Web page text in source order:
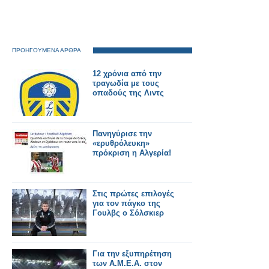
ΠΡΟΗΓΟΥΜΕΝΑ ΑΡΘΡΑ
12 χρόνια από την
τραγωδία με τους
οπαδούς της Λιντς
Πανηγύρισε την
«ερυθρόλευκη»
πρόκριση η Αλγερία!
Στις πρώτες επιλογές
για τον πάγκο της
Γουλβς ο Σόλσκιερ
Για την εξυπηρέτηση
των Α.Μ.Ε.Α. στον